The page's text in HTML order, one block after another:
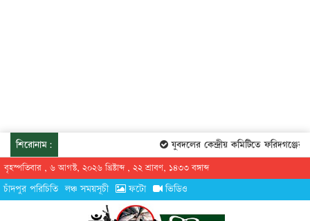
শিরোনাম: যুবদলের কেন্দ্রীয় কমিটিতে ফরিদগঞ্জের
বৃহস্পতিবার , ৬ আগস্ট, ২০২৬ খ্রিষ্টাব্দ , ২২ শ্রাবণ, ১৪৩৩ বঙ্গাব্দ
চাঁদপুর পরিচিতি লঞ্চ সময়সূচী ফটো ভিডিও